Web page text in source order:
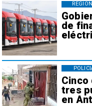
de
Cinco
tres
en